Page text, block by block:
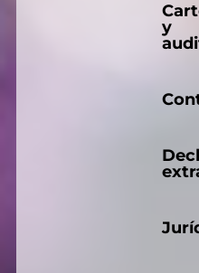
y